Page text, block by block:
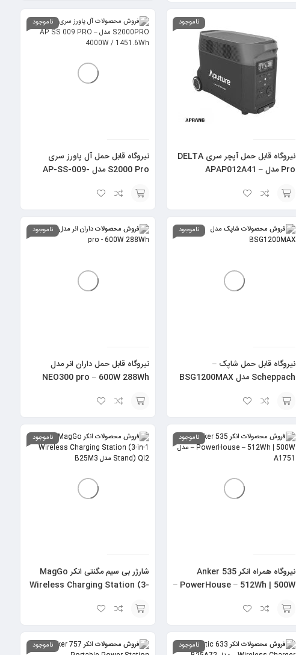
به
سبد
ناموجود
نیروگاه قابل حمل آپچر سری DELTA
Pro مدل APAP012A41 –
به
ناموجود
نیروگاه قابل حمل آل پاورز سری
S2000 Pro مدل AP-SS-009-
به
ناموجود
نیروگاه قابل حمل شاپک –
Scheppach مدل BSG1200MAX
به
سبد
ناموجود
نیروگاه قابل حمل داران انر مدل
NEO300 pro – 600W 288Wh
به
سبد
ناموجود
نیروگاه همراه انکر Anker 535
PowerHouse – 512Wh | 500W –
به
ناموجود
شارژر بی سیم مگنتی انکر MagGo
Wireless Charging Station (3-
گزینه
ناموجود ناموجود